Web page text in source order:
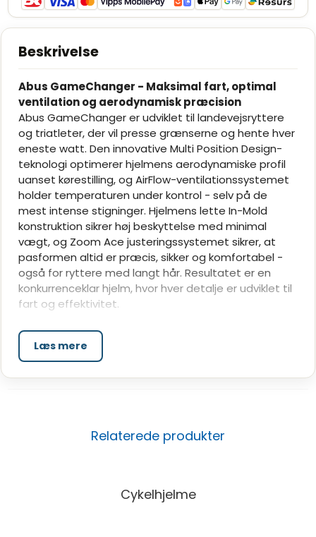
Beskrivelse
Abus GameChanger - Maksimal fart, optimal
ventilation og aerodynamisk præcision
Abus GameChanger er udviklet til landevejsryttere
og triatleter, der vil presse grænserne og hente hver
eneste watt. Den innovative Multi Position Design-
teknologi optimerer hjelmens aerodynamiske profil
uanset kørestilling, og AirFlow-ventilationssystemet
holder temperaturen under kontrol - selv på de
mest intense stigninger. Hjelmens lette In-Mold
konstruktion sikrer høj beskyttelse med minimal
vægt, og Zoom Ace justeringssystemet sikrer, at
pasformen altid er præcis, sikker og komfortabel -
også for ryttere med langt hår. Resultatet er en
konkurrenceklar hjelm, hvor hver detalje er udviklet til
fart og effektivitet.
Multi Position Design for optimal aerodynamik
Giver en strømlinet profil uanset vinkel - ideel til
konkurrence og tempo.
med vindmodstand.
En toppræsterende landevejshjelm til ryttere,
Læs mere
Relaterede produkter
Cykelhjelme